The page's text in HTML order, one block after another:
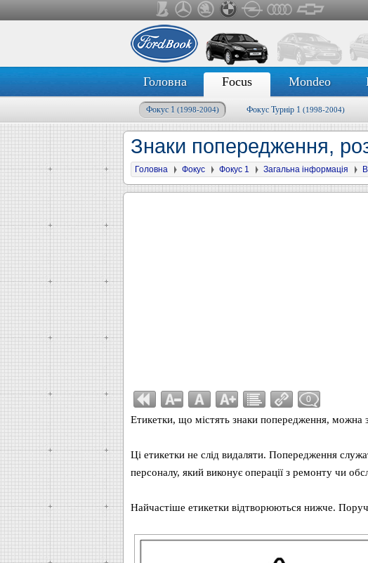
Головна Focus Mondeo
Фокус 1 (1998-2004) Фокус Турнір 1 (1998-2004)
Знаки попередження,
Головна Фокус Фокус 1 Загальна інформація
0
Етикетки, що містять знаки попередження, можна
Ці етикетки не слід видаляти. Попередження
персоналу, який виконує операції з ремонту чи
Найчастіше етикетки відтворюються нижче.